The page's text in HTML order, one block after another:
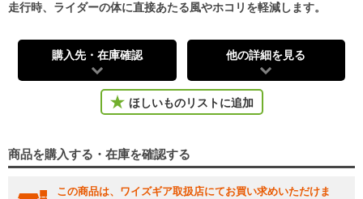
走行時、ライダーの体に直接あたる風やホコリを軽減します。
購入先・在庫確認 他の詳細を見る
ほしいものリストに追加
商品を購入する・在庫を確認する
この商品は、ワイズギア取扱店にてお買い求めいただけま